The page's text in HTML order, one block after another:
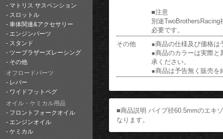
マトリス サスペンション
スロットル
車体関連&アクセサリー
エンジンパーツ
スタンド
ツーブラザーズレーシング
その他
オフロードパーツ
レバー
ワイドフットペグ
オイル・ケミカル用品
フロントフォークオイル
エンジンオイル
ケミカル
■注意
別途
必要です。
その他
●商品の仕様及び価格は
●商品のカラーは実際と
承ください。
●商品は予告無く販売を
■商品説明 パイプ径60.5mmのエキ
なります。